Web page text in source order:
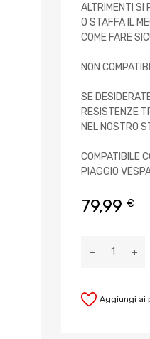
ALTRIMENTI SI
O STAFFA IL
COME FARE
NON
SE
RESISTENZE
NEL NOSTRO
COMPATIBILE
PIAGGIO
79,99 €
Aggiungi ai